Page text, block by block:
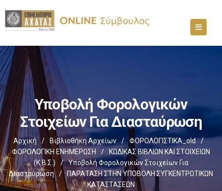
Υποβολή Φορολογικών
Στοιχείων Για Διασταύρωση
Αρχική / Βιβλιοθήκη Αρχείων / ΦΟΡΟΛΟΓΙΣΤΙΚΑ_old
/
ΦΟΡΟΛΟΓΙΚΗ ΕΝΗΜΕΡΩΣΗ
/
ΚΩΔΙΚΑΣ ΒΙΒΛΙΩΝ ΚΑΙ ΣΤΟΙΧΕΙΩΝ
(Κ.Β.Σ.)
/
Υποβολή Φορολογικών Στοιχείων Για
Διασταύρωση
/
ΠΑΡΑΤΑΣΗ ΣΤΗΝ ΥΠΟΒΟΛΗ ΣΥΓΚΕΝΤΡΩΤΙΚΩΝ
ΚΑΤΑΣΤΑΣΕΩΝ